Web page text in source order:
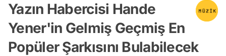
Yazın Habercisi Hande
Yener'in Gelmiş Geçmiş En
Popüler Şarkısını Bulabilecek